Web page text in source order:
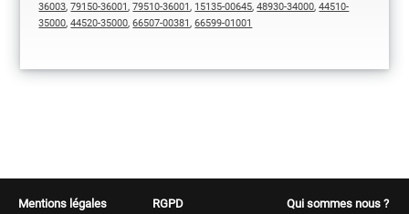
36003,79150-36001,79510-36001, 15135-00645,48930-34000,44510-
35000,44520-35000,66507-00381,66599-01001
Mentions légales RGPD Qui sommes nous ?